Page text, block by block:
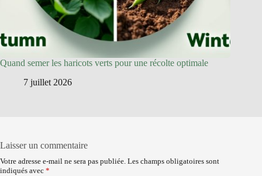
Quand semer les haricots verts pour une récolte optimale
7 juillet 2026
Laisser un commentaire
Votre adresse e-mail ne sera pas publiée. Les champs obligatoires sont
indiqués avec *